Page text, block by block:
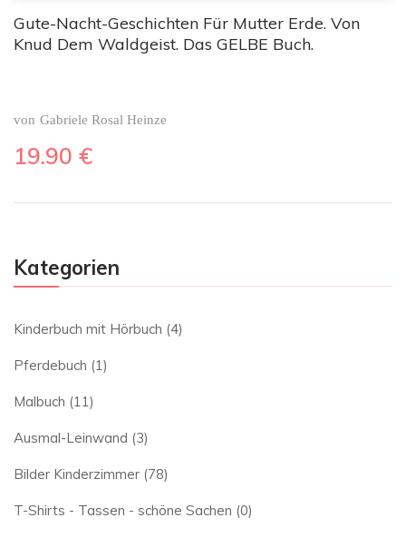
Kategorien
Kinderbuch mit Hörbuch (4)
Pferdebuch (1)
Malbuch (11)
Ausmal-Leinwand (3)
Bilder Kinderzimmer (78)
T-Shirts - Tassen - schöne Sachen (0)
Gute-Nacht-Geschichten Für Mutter Erde. Von
Knud Dem Waldgeist. Das GELBE Buch.
von Gabriele Rosal Heinze
19.90 €